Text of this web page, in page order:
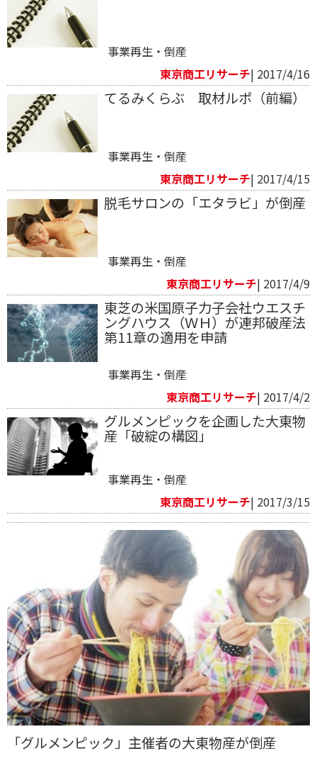
事業再生・倒産
東京商工リサーチ| 2017/4/16
てるみくらぶ 取材ルポ（前編）
事業再生・倒産
東京商工リサーチ| 2017/4/15
脱毛サロンの「エタラビ」が倒産
事業再生・倒産
東京商工リサーチ| 2017/4/9
東芝の米国原子力子会社ウエスチ
ングハウス（ＷＨ）が連邦破産法
第11章の適用を申請
事業再生・倒産
東京商工リサーチ| 2017/4/2
グルメンピックを企画した大東物
産「破綻の構図」
事業再生・倒産
東京商工リサーチ| 2017/3/15
「グルメンピック」主催者の大東物産が倒産